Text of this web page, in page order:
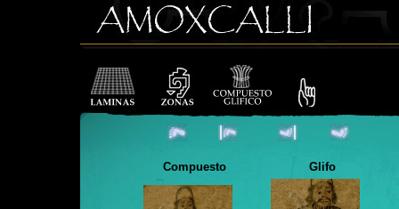
Compuesto Glifo